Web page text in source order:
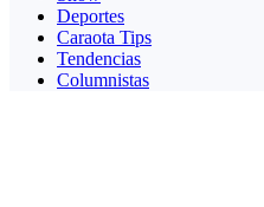
Deportes
Caraota Tips
Tendencias
Columnistas